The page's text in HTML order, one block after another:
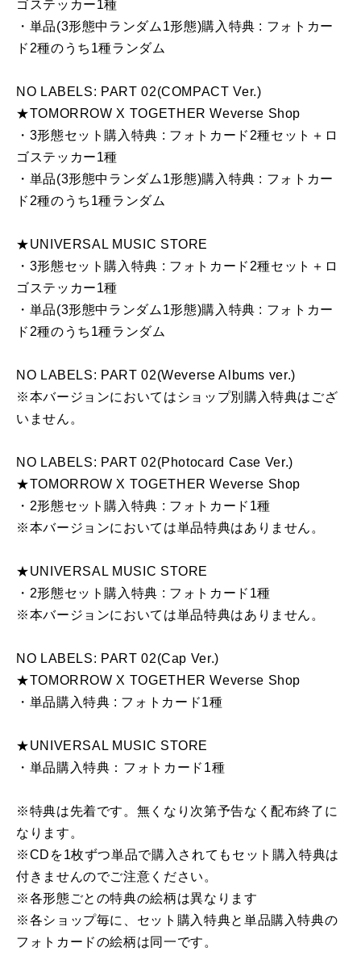
ゴステッカー1種
・単品(3形態中ランダム1形態)購入特典 : フォトカー
ド2種のうち1種ランダム
NO LABELS: PART 02(COMPACT Ver.)
★TOMORROW X TOGETHER Weverse Shop
・3形態セット購入特典 : フォトカード2種セット＋ロ
ゴステッカー1種
・単品(3形態中ランダム1形態)購入特典 : フォトカー
ド2種のうち1種ランダム
★UNIVERSAL MUSIC STORE
・3形態セット購入特典 : フォトカード2種セット＋ロ
ゴステッカー1種
・単品(3形態中ランダム1形態)購入特典 : フォトカー
ド2種のうち1種ランダム
NO LABELS: PART 02(Weverse Albums ver.)
※本バージョンにおいてはショップ別購入特典はござ
いません。
NO LABELS: PART 02(Photocard Case Ver.)
★TOMORROW X TOGETHER Weverse Shop
・2形態セット購入特典 : フォトカード1種
※本バージョンにおいては単品特典はありません。
★UNIVERSAL MUSIC STORE
・2形態セット購入特典 : フォトカード1種
※本バージョンにおいては単品特典はありません。
NO LABELS: PART 02(Cap Ver.)
★TOMORROW X TOGETHER Weverse Shop
・単品購入特典 : フォトカード1種
★UNIVERSAL MUSIC STORE
・単品購入特典：フォトカード1種
※特典は先着です。無くなり次第予告なく配布終了に
なります。
※CDを1枚ずつ単品で購入されてもセット購入特典は
付きませんのでご注意ください。
※各形態ごとの特典の絵柄は異なります
※各ショップ毎に、セット購入特典と単品購入特典の
フォトカードの絵柄は同一です。